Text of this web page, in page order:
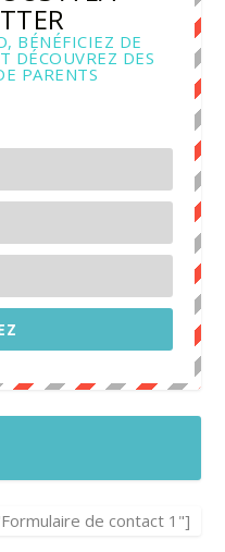
BÉNÉFICIEZ DE
DÉCOUVREZ DES
PARENTS
de contact 1"]